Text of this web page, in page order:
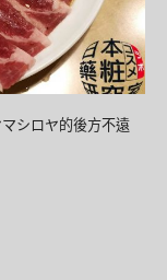
シロヤ的後方不遠